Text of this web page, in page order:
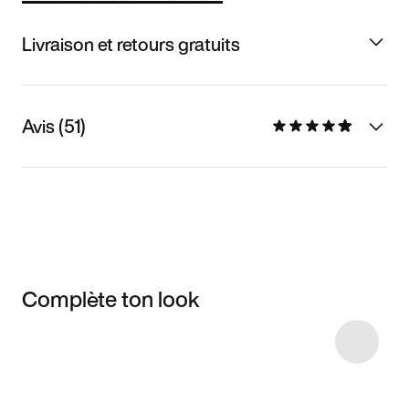
Livraison et retours gratuits
Avis (51)
Complète ton look